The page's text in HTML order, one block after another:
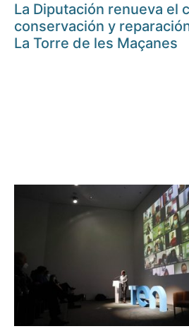
La Diputación renueva el
conservación y
La Torre de les Maçanes